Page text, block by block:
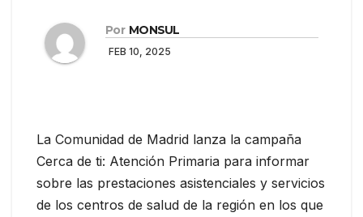
Por MONSUL
FEB 10, 2025
La Comunidad de Madrid lanza la campaña
Cerca de ti: Atención Primaria para informar
sobre las prestaciones asistenciales y servicios
de los centros de salud de la región en los que